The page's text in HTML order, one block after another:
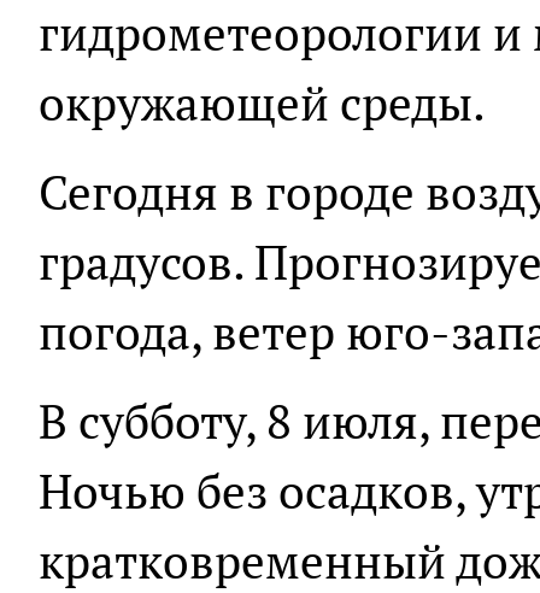
гидрометеорологии
окружающей среды.
Сегодня в городе
градусов.
погода, ветер юго-
В субботу, 8 июля,
Ночью без осадков,
кратковременный